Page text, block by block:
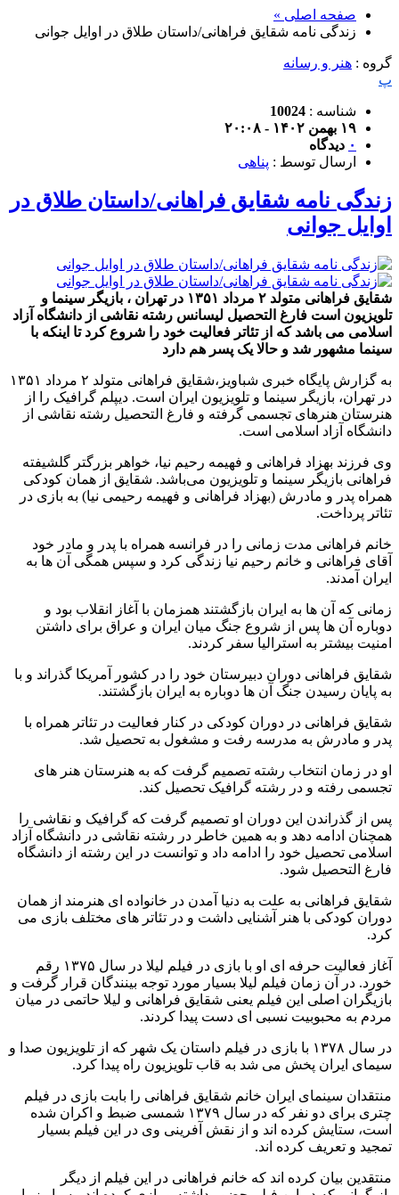
صفحه اصلی »
زندگی نامه شقایق فراهانی/داستان طلاق در اوایل جوانی
گروه : هنر و رسانه
پ
شناسه : 10024
۱۹ بهمن ۱۴۰۲ - ۲۰:۰۸
۰ دیدگاه
ارسال توسط : پناهی
زندگی نامه شقایق فراهانی/داستان طلاق در
اوایل جوانی
شقایق فراهانی متولد ۲ مرداد ۱۳۵۱ در تهران ، بازیگر سینما و
تلویزیون است فارغ التحصیل لیسانس رشته نقاشی از دانشگاه آزاد
اسلامی می باشد که از تئاتر فعالیت خود را شروع کرد تا اینکه با
سینما مشهور شد و حالا یک پسر هم دارد
به گزارش پایگاه خبری شباویز،شقایق فراهانی متولد ۲ مرداد ۱۳۵۱
در تهران، بازیگر سینما و تلویزیون ایران است. دیپلم گرافیک را از
هنرستان هنرهای تجسمی گرفته و فارغ التحصیل رشته نقاشی از
دانشگاه آزاد اسلامی است.
وی فرزند بهزاد فراهانی و فهیمه رحیم نیا، خواهر بزرگتر گلشیفته
فراهانی بازیگر سینما و تلویزیون می‌باشد. شقایق از همان کودکی
همراه پدر و مادرش (بهزاد فراهانی و فهیمه رحیمی نیا) به بازی در
تئاتر پرداخت.
خانم فراهانی مدت زمانی را در فرانسه همراه با پدر و مادر خود
آقای فراهانی و خانم رحیم نیا زندگی کرد و سپس همگی آن ها به
ایران آمدند.
زمانی که آن ها به ایران بازگشتند همزمان با آغاز انقلاب بود و
دوباره آن ها پس از شروع جنگ میان ایران و عراق برای داشتن
امنیت بیشتر به استرالیا سفر کردند.
شقایق فراهانی دوران دبیرستان خود را در کشور آمریکا گذراند و با
به پایان رسیدن جنگ آن ها دوباره به ایران بازگشتند.
شقایق فراهانی در دوران کودکی در کنار فعالیت در تئاتر همراه با
پدر و مادرش به مدرسه رفت و مشغول به تحصیل شد.
او در زمان انتخاب رشته تصمیم گرفت که به هنرستان هنر های
تجسمی رفته و در رشته گرافیک تحصیل کند.
پس از گذراندن این دوران او تصمیم گرفت که گرافیک و نقاشی را
همچنان ادامه دهد و به همین خاطر در رشته نقاشی در دانشگاه آزاد
اسلامی تحصیل خود را ادامه داد و توانست در این رشته از دانشگاه
فارغ التحصیل شود‌.
شقایق فراهانی به علت به دنیا آمدن در خانواده ای هنرمند از همان
دوران کودکی با هنر آشنایی داشت و در تئاتر های مختلف بازی می
کرد.
آغاز فعالیت حرفه ای او با بازی در فیلم لیلا در سال ۱۳۷۵ رقم
خورد. در آن زمان فیلم لیلا بسیار مورد توجه بینندگان قرار گرفت و
بازیگران اصلی این فیلم یعنی شقایق فراهانی و لیلا حاتمی در میان
مردم به محبوبیت نسبی ای دست پیدا کردند.
در سال ۱۳۷۸ با بازی در فیلم داستان یک شهر که از تلویزیون صدا و
سیمای ایران پخش می شد به قاب تلویزیون راه پیدا کرد.
منتقدان سینمای ایران خانم شقایق فراهانی را بابت بازی در فیلم
چتری برای دو نفر که در سال ۱۳۷۹ شمسی ضبط و اکران شده
است، ستایش کرده اند و از نقش آفرینی وی در این فیلم بسیار
تمجید و تعریف کرده اند‌.
منتقدین بیان کرده اند که خانم فراهانی در این فیلم از دیگر